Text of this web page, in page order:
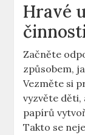
Hravé
Začněte
způsobem,
Vezměte si
vyzvěte děti,
papírů
Takto se